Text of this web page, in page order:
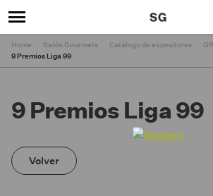
Home Salón Gourmets Catálogo de expositores
9 Premios Liga 99
9 Premios Liga 99
Volver